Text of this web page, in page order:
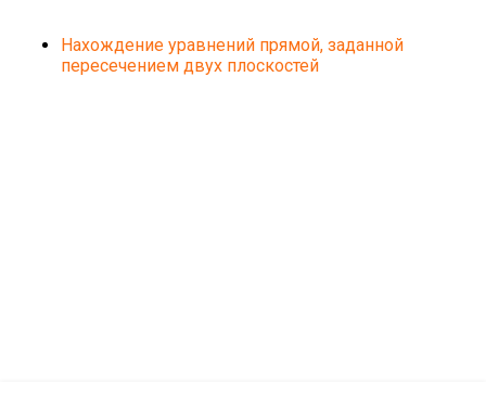
Нахождение уравнений прямой, заданной
пересечением двух плоскостей